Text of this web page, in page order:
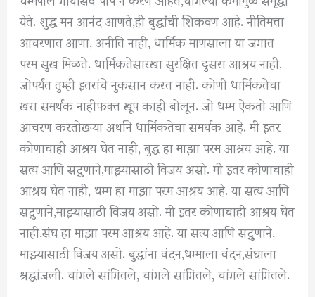
येते. शुद्ध मन आनंद आणते,ही बुद्धांची शिकवण आहे. नीतिमत्ता
आचरणात आणा, अनीति नाही, धार्मिक माणसाला या जगात
परम सुख मिळते. धार्मिकतेसारखा सुरक्षित दुसरा आश्रय नाही,
जोपर्यंत तुम्ही इतरांचे नुकसान करत नाही. कोणी धार्मिकतेचा
खरा समर्थक नाहीफक्त खूप काही बोलून. जो धम्म ऐकतो आणि
आचरण करतोखऱ्या अर्थाने धार्मिकतेचा समर्थक आहे. मी इतर
कोणाचाही आश्रय घेत नाही, बुद्ध हा माझा परम आश्रय आहे. या
सत्य आणि सद्गुणाने,माझ्यासाठी विजय असो. मी इतर कोणाचाही
आश्रय घेत नाही, धम्म हा माझा परम आश्रय आहे. या सत्य आणि
सद्गुणाने,माझ्यासाठी विजय असो. मी इतर कोणाचाही आश्रय घेत
नाही,संघ हा माझा परम आश्रय आहे. या सत्य आणि सद्गुणाने,
माझ्यासाठी विजय असो. बुद्धांना वंदन,धम्माला वंदन,संघाला
श्रद्धांजली. चांगले सांगितले, चांगले सांगितले, चांगले सांगितले.